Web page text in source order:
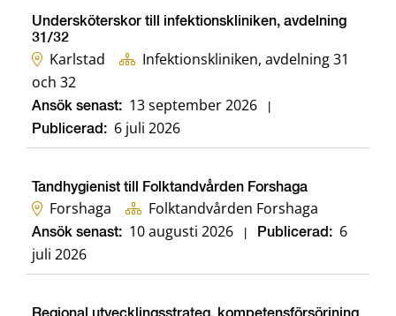
Undersköterskor till infektionskliniken, avdelning
31/32
Karlstad
Infektionskliniken, avdelning 31
och 32
Ansök senast: 13 september 2026
Publicerad: 6 juli 2026
Tandhygienist till Folktandvården Forshaga
Forshaga Folktandvården Forshaga
Ansök senast: 10 augusti 2026 Publicerad: 6
juli 2026